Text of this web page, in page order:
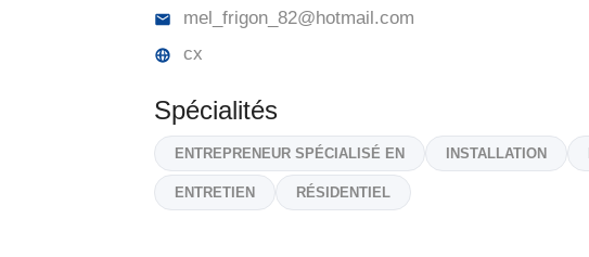
mel_frigon_82@hotmail.com
cx
Spécialités
ENTREPRENEUR SPÉCIALISÉ EN INSTALLATION
ENTRETIEN RÉSIDENTIEL